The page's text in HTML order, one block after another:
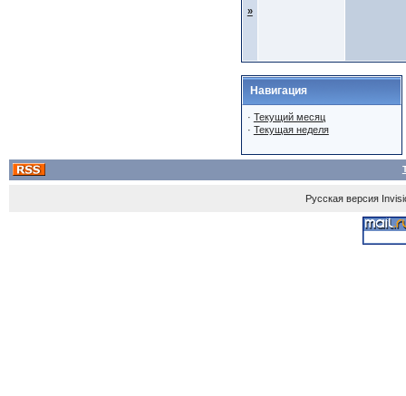
»
Навигация
· Текущий месяц
· Текущая неделя
Русская версия